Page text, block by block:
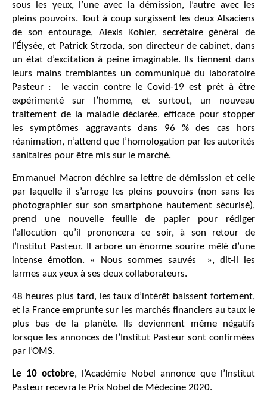
sous les yeux, l’une avec la démission, l’autre avec les
pleins pouvoirs. Tout à coup surgissent les deux Alsaciens
de son entourage, Alexis Kohler, secrétaire général de
l’Élysée, et Patrick Strzoda, son directeur de cabinet, dans
un état d’excitation à peine imaginable. Ils tiennent dans
leurs mains tremblantes un communiqué du laboratoire
Pasteur : le vaccin contre le Covid-19 est prêt à être
expérimenté sur l’homme, et surtout, un nouveau
traitement de la maladie déclarée, efficace pour stopper
les symptômes aggravants dans 96 % des cas hors
réanimation, n’attend que l’homologation par les autorités
sanitaires pour être mis sur le marché.
Emmanuel Macron déchire sa lettre de démission et celle
par laquelle il s’arroge les pleins pouvoirs (non sans les
photographier sur son smartphone hautement sécurisé),
prend une nouvelle feuille de papier pour rédiger
l’allocution qu’il prononcera ce soir, à son retour de
l’Institut Pasteur. Il arbore un énorme sourire mêlé d’une
intense émotion. « Nous sommes sauvés », dit-il les
larmes aux yeux à ses deux collaborateurs.
48 heures plus tard, les taux d’intérêt baissent fortement,
et la France emprunte sur les marchés financiers au taux le
plus bas de la planète. Ils deviennent même négatifs
lorsque les annonces de l’Institut Pasteur sont confirmées
par l’OMS.
Le 10 octobre, l’Académie Nobel annonce que l’Institut
Pasteur recevra le Prix Nobel de Médecine 2020.